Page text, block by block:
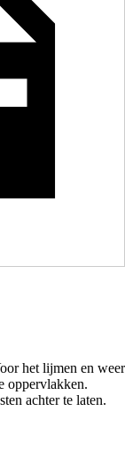
het lijmen en weer
oppervlakken.
achter te laten.